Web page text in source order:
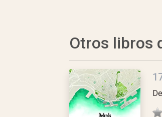
Otros libros